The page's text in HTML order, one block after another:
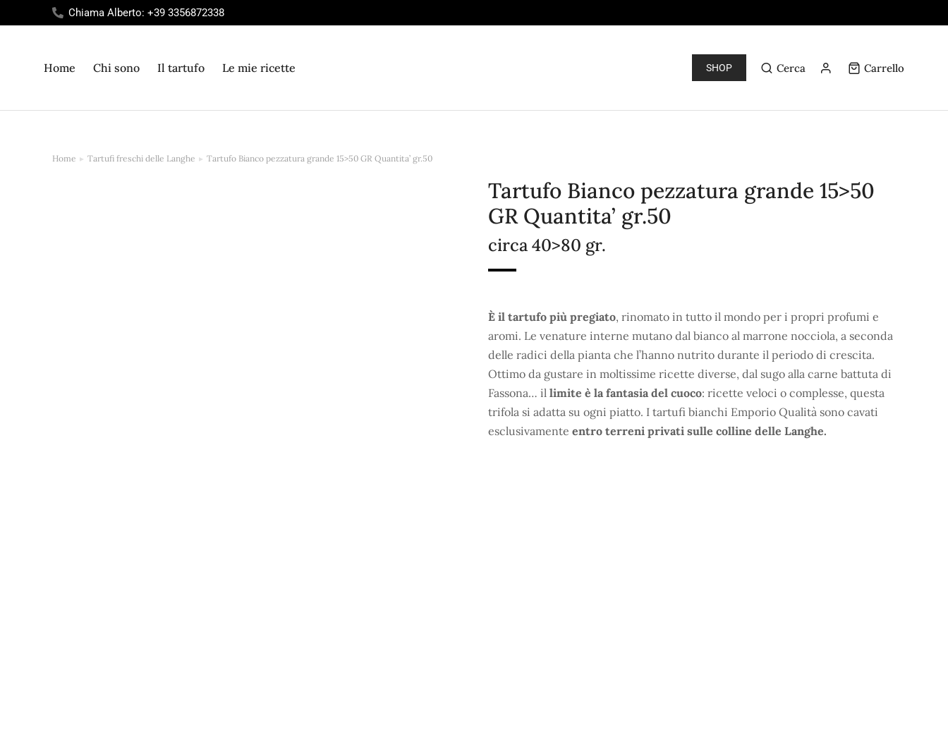
Chiama Alberto: +39 3356872338
Home Chi sono Il tartufo Le mie ricette SHOP Cerca Carrello
Tu sei qui:
Home Tartufi freschi delle Langhe Tartufo Bianco pezzatura grande 15>50 GR Quantita’ gr.50
Tartufo Bianco pezzatura grande 15>50
GR Quantita’ gr.50
circa 40>80 gr.
È il tartufo più pregiato, rinomato in tutto il mondo per i propri profumi e
aromi. Le venature interne mutano dal bianco al marrone nocciola, a seconda
delle radici della pianta che l’hanno nutrito durante il periodo di crescita.
Ottimo da gustare in moltissime ricette diverse, dal sugo alla carne battuta di
Fassona… il limite è la fantasia del cuoco: ricette veloci o complesse, questa
trifola si adatta su ogni piatto. I tartufi bianchi Emporio Qualità sono cavati
esclusivamente entro terreni privati sulle colline delle Langhe.